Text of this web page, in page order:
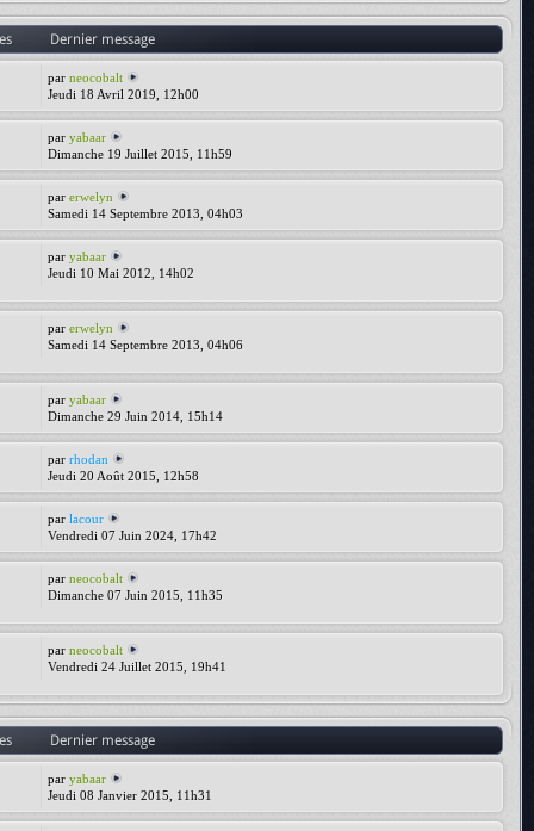
Dernier message
parneocobalt
Jeudi 18 Avril 2019, 12h00
paryabaar
Dimanche 19 Juillet 2015, 11h59
parerwelyn
Samedi 14 Septembre 2013, 04h03
paryabaar
Jeudi 10 Mai 2012, 14h02
parerwelyn
Samedi 14 Septembre 2013, 04h06
paryabaar
Dimanche 29 Juin 2014, 15h14
parrhodan
Jeudi 20 Août 2015, 12h58
parlacour
Vendredi 07 Juin 2024, 17h42
parneocobalt
Dimanche 07 Juin 2015, 11h35
parneocobalt
Vendredi 24 Juillet 2015, 19h41
Dernier message
paryabaar
Jeudi 08 Janvier 2015, 11h31